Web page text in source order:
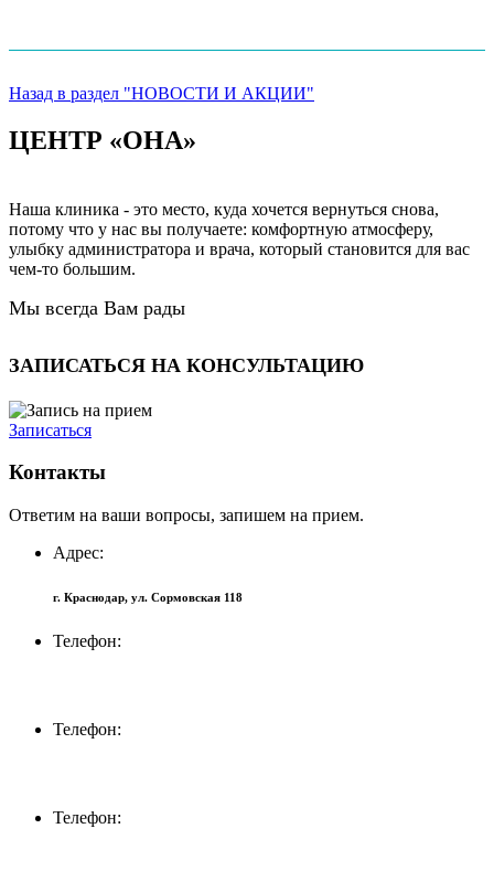
Назад в раздел "НОВОСТИ И АКЦИИ"
ЦЕНТР «ОНА»
Наша клиника - это место, куда хочется вернуться снова,
потому что у нас вы получаете: комфортную атмосферу,
улыбку администратора и врача, который становится для вас
чем-то большим.
Мы всегда Вам рады
ЗАПИСАТЬСЯ НА КОНСУЛЬТАЦИЮ
Записаться
Контакты
Ответим на ваши вопросы, запишем на прием.
Адрес:
г. Краснодар, ул. Сормовская 118
Телефон:
Телефон:
Телефон: